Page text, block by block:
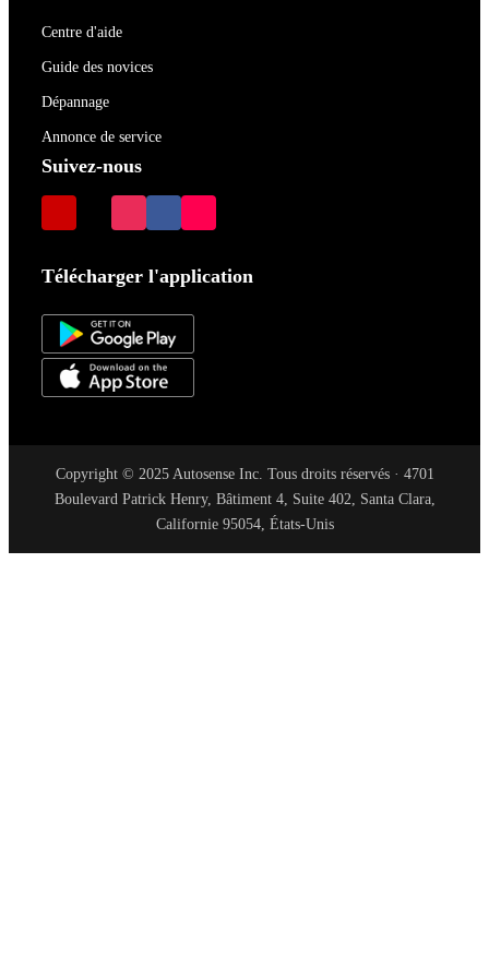
Centre d'aide
Guide des novices
Dépannage
Annonce de service
Suivez-nous
Télécharger l'application
Copyright © 2025 Autosense Inc. Tous droits réservés · 4701
Boulevard Patrick Henry, Bâtiment 4, Suite 402, Santa Clara,
Californie 95054, États-Unis